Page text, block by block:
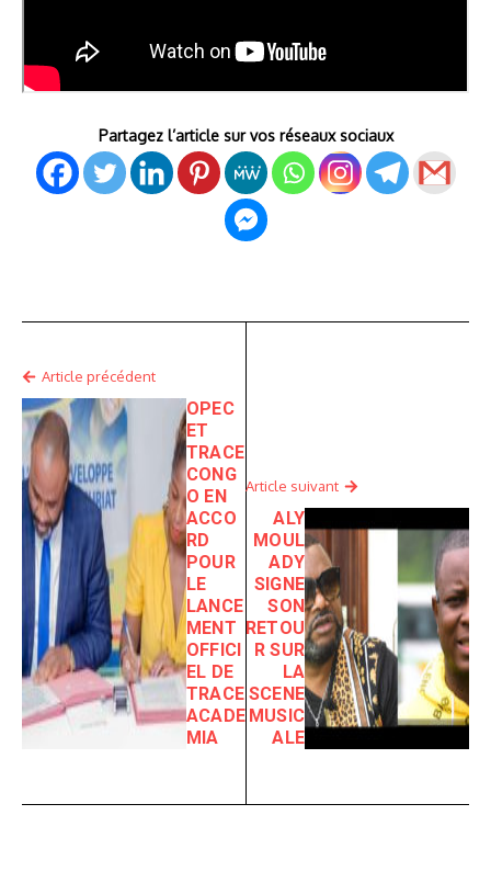
Partagez l’article sur vos réseaux sociaux
Article précédent
OPEC
ET
TRACE
CONG
O EN
ACCO
RD
POUR
LE
LANCE
MENT
OFFICI
EL DE
TRACE
ACADE
MIA
Article suivant
ALY
MOUL
ADY
SIGNE
SON
RETOU
R SUR
LA
SCENE
MUSIC
ALE